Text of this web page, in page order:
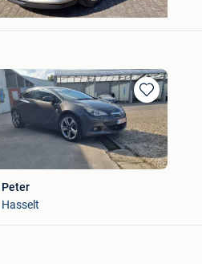
Mechelen
Bewaren
in
Mijn
Favorieten
Peter
Hasselt